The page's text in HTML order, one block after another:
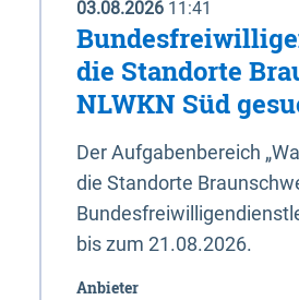
03.08.2026 11:41
die Standorte
NLWKN Süd
Der Aufgabenbereich
die Standorte
bis zum 21.08.2026.
Anbieter